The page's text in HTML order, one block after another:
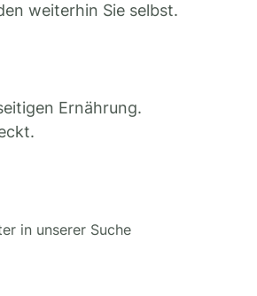
weiterhin Sie selbst.
Ernährung.
in unserer Suche